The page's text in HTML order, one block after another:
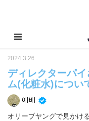
2024.3.26
ディレクターパ
ム(化粧水)につい
애배
オリーブヤングで見かけ